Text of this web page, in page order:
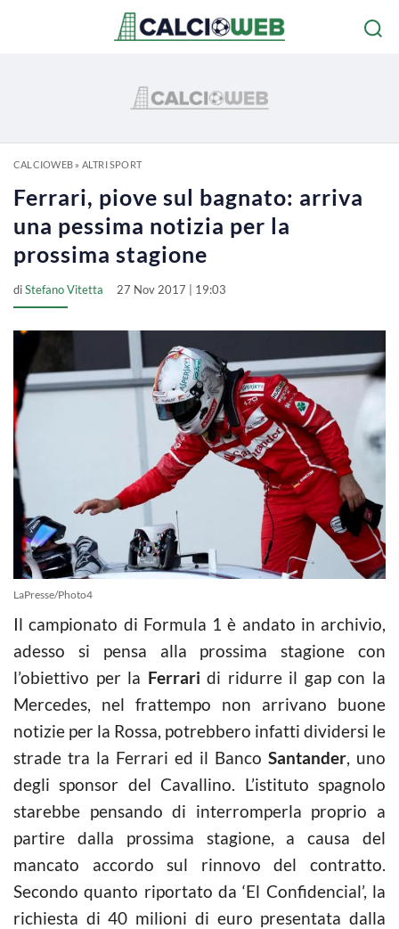
CALCIOWEB» ALTRI SPORT
Ferrari, piove sul bagnato: arriva
una pessima notizia per la
prossima stagione
diStefano Vitetta 27 Nov 2017 | 19:03
LaPresse/Photo4
Il campionato di Formula 1 è andato in archivio,
adesso si pensa alla prossima stagione con
l’obiettivo per la Ferrari di ridurre il gap con la
Mercedes, nel frattempo non arrivano buone
notizie per la Rossa, potrebbero infatti dividersi le
strade tra la Ferrari ed il Banco Santander, uno
degli sponsor del Cavallino. L’istituto spagnolo
starebbe pensando di interromperla proprio a
partire dalla prossima stagione, a causa del
mancato accordo sul rinnovo del contratto.
Secondo quanto riportato da ‘El Confidencial’, la
richiesta di 40 milioni di euro presentata dalla